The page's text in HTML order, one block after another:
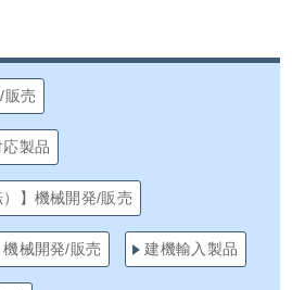
販売
製品
）】機械開発/販売
機械開発/販売 建機輸入製品